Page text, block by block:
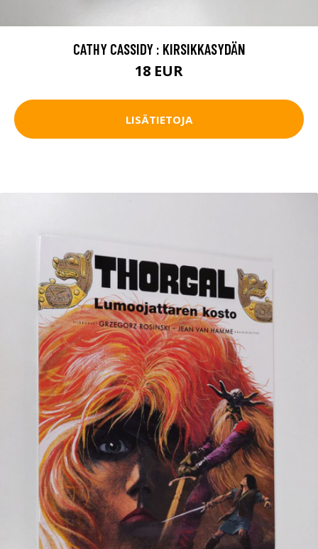
CATHY CASSIDY : KIRSIKKASYDÄN
18 EUR
LISÄTIETOJA